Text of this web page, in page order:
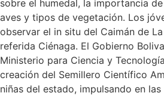
sobre el humedal, la importancia
aves y tipos de vegetación. Los
observar el in situ del Caimán de
referida Ciénaga. El Gobierno
Ministerio para Ciencia y
creación del Semillero Científico
niñas del estado, impulsando en